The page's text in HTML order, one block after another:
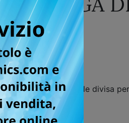
imperdibile divisa